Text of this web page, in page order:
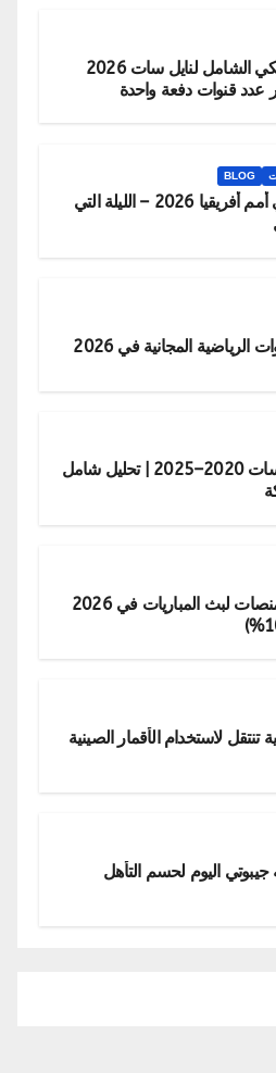
التردد الشبكي الشامل لنايل سات 2026
عدد قنوات دفعة واحدة
BLOG
نصف نهائي أمم أفريقيا 2026 – الليلة التي
الرياضية المجانية في 2026
أرباح نايل سات 2020–2025 | تحليل شامل
أقوى 10 منصات لبث المباريات في 2026
تنتقل لاستخدام الأقمار الصينية
اليوم لحسم التأهل